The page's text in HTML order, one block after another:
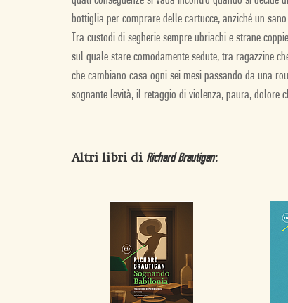
bottiglia per comprare delle cartucce, anziché un
Tra custodi di segherie sempre ubriachi e strane
sul quale stare comodamente sedute, tra ragazzine
che cambiano casa ogni sei mesi passando da una
sognante levità, il retaggio di violenza, paura, dolore
Altri libri di Richard Brautigan: